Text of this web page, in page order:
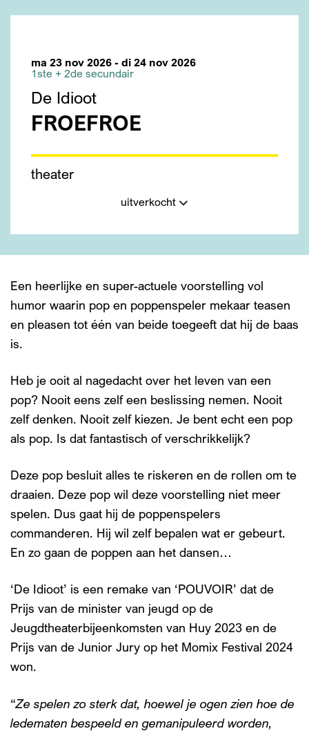
De Idioot
FROEFROE
1ste + 2de secundair
ma 23 nov 2026 - di 24 nov 2026
theater
uitverkocht
Een heerlijke en super-actuele voorstelling vol
humor waarin pop en poppenspeler mekaar teasen
en pleasen tot één van beide toegeeft dat hij de baas
is.
Heb je ooit al nagedacht over het leven van een
pop? Nooit eens zelf een beslissing nemen. Nooit
zelf denken. Nooit zelf kiezen. Je bent echt een pop
als pop. Is dat fantastisch of verschrikkelijk?
Deze pop besluit alles te riskeren en de rollen om te
draaien. Deze pop wil deze voorstelling niet meer
spelen. Dus gaat hij de poppenspelers
commanderen. Hij wil zelf bepalen wat er gebeurt.
En zo gaan de poppen aan het dansen…
‘De Idioot’ is een remake van ‘POUVOIR’ dat de
Prijs van de minister van jeugd op de
Jeugdtheaterbijeenkomsten van Huy 2023 en de
Prijs van de Junior Jury op het Momix Festival 2024
won.
“Ze spelen zo sterk dat, hoewel je ogen zien hoe de
ledematen bespeeld en gemanipuleerd worden,